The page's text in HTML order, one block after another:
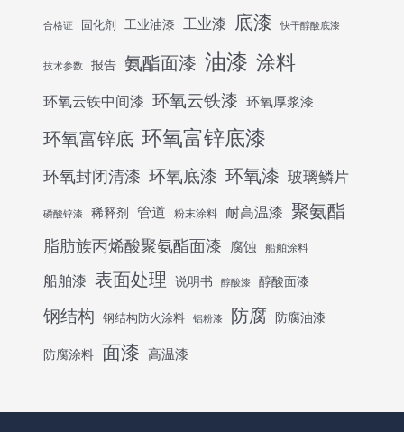
合格证 固化剂 工业油漆 工业漆 底漆 快干醇酸底漆
技术参数 报告 氨酯面漆 油漆 涂料
环氧云铁中间漆 环氧云铁漆 环氧厚浆漆
环氧富锌底 环氧富锌底漆
环氧封闭清漆 环氧底漆 环氧漆 玻璃鳞片
磷酸锌漆 稀释剂 管道 粉末涂料 耐高温漆 聚氨酯
脂肪族丙烯酸聚氨酯面漆 腐蚀 船舶涂料
船舶漆 表面处理 说明书 醇酸漆 醇酸面漆
钢结构 钢结构防火涂料 铝粉漆 防腐 防腐油漆
防腐涂料 面漆 高温漆